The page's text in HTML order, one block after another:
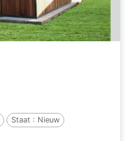
Staat : Nieuw